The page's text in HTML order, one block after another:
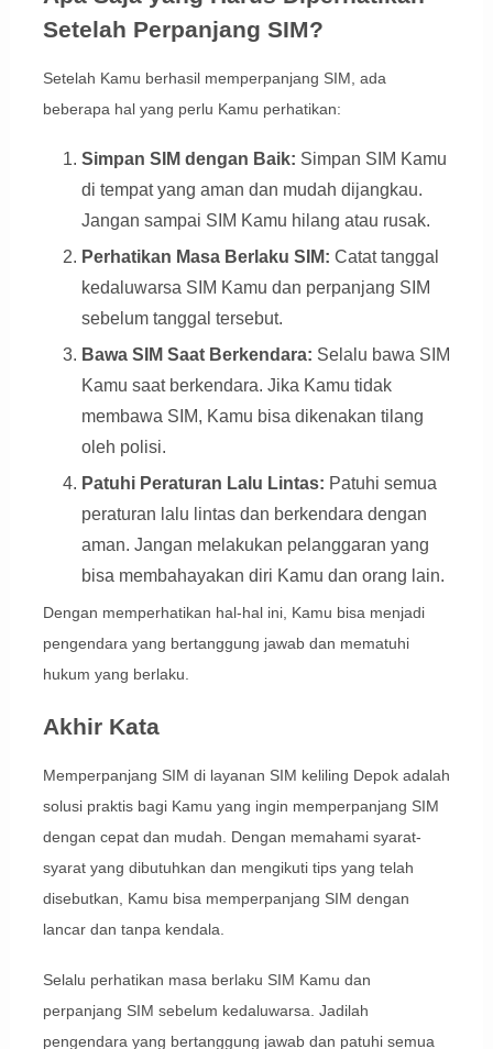
Setelah Perpanjang SIM?
Setelah Kamu berhasil memperpanjang SIM, ada
beberapa hal yang perlu Kamu perhatikan:
Simpan SIM dengan Baik: Simpan SIM Kamu
di tempat yang aman dan mudah dijangkau.
Jangan sampai SIM Kamu hilang atau rusak.
Perhatikan Masa Berlaku SIM: Catat tanggal
kedaluwarsa SIM Kamu dan perpanjang SIM
sebelum tanggal tersebut.
Bawa SIM Saat Berkendara: Selalu bawa SIM
Kamu saat berkendara. Jika Kamu tidak
membawa SIM, Kamu bisa dikenakan tilang
oleh polisi.
Patuhi Peraturan Lalu Lintas: Patuhi semua
peraturan lalu lintas dan berkendara dengan
aman. Jangan melakukan pelanggaran yang
bisa membahayakan diri Kamu dan orang lain.
Dengan memperhatikan hal-hal ini, Kamu bisa menjadi
pengendara yang bertanggung jawab dan mematuhi
hukum yang berlaku.
Akhir Kata
Memperpanjang SIM di layanan SIM keliling Depok adalah
solusi praktis bagi Kamu yang ingin memperpanjang SIM
dengan cepat dan mudah. Dengan memahami syarat-
syarat yang dibutuhkan dan mengikuti tips yang telah
disebutkan, Kamu bisa memperpanjang SIM dengan
lancar dan tanpa kendala.
Selalu perhatikan masa berlaku SIM Kamu dan
perpanjang SIM sebelum kedaluwarsa. Jadilah
pengendara yang bertanggung jawab dan patuhi semua